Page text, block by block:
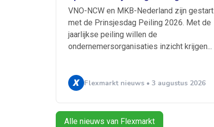
VNO-NCW en MKB-Nederland zijn gestart
met de Prinsjesdag Peiling 2026. Met de
jaarlijkse peiling willen de
ondernemersorganisaties inzicht krijgen...
Flexmarkt nieuws • 3 augustus 2026
Alle nieuws van Flexmarkt